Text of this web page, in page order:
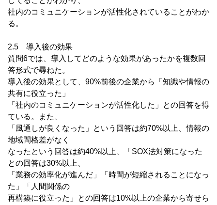
社内のコミュニケーションが活性化されていることがわか
る。
2.5 導入後の効果
質問6では、導入してどのような効果があったかを複数回
答形式で尋ねた。
導入後の効果として、90%前後の企業から「知識や情報の
共有に役立った」
「社内のコミュニケーションが活性化した」との回答を得
ている。また、
「風通しが良くなった」という回答は約70%以上、情報の
地域間格差がなく
なったという回答は約40%以上、「SOX法対策になった
との回答は30%以上、
「業務の効率化が進んだ」「時間が短縮されることになっ
た」「人間関係の
再構築に役立った」との回答は10%以上の企業から寄せら